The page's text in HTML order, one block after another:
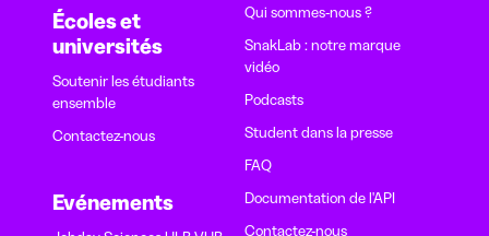
Écoles et
universités
Soutenir les étudiants
ensemble
Contactez-nous
Evénements
Qui sommes-nous ?
SnakLab : notre marque
vidéo
Podcasts
Student dans la presse
FAQ
Documentation de l'API
Contactez-nous